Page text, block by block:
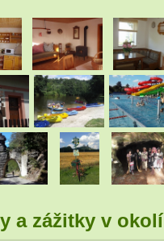
a zážitky v okolí